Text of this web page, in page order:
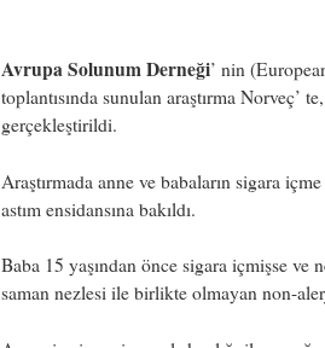
Avrupa Solunum Derneği’ nin
toplantısında sunulan araştırma Norveç’
gerçekleştirildi.
Araştırmada anne ve babaların sigara
astım ensidansına bakıldı.
Baba 15 yaşından önce sigara içmişse ve
saman nezlesi ile birlikte olmayan non-